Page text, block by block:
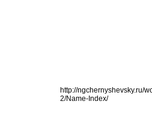
http://ngchernyshevsky.ru/
2/Name-Index/